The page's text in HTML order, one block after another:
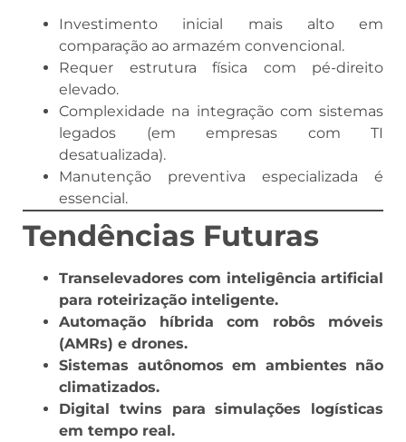
Investimento inicial mais alto em
comparação ao armazém convencional.
Requer estrutura física com pé-direito
elevado.
Complexidade na integração com sistemas
legados (em empresas com TI
desatualizada).
Manutenção preventiva especializada é
essencial.
Tendências Futuras
Transelevadores com inteligência artificial
para roteirização inteligente.
Automação híbrida com robôs móveis
(AMRs) e drones.
Sistemas autônomos em ambientes não
climatizados.
Digital twins para simulações logísticas
em tempo real.